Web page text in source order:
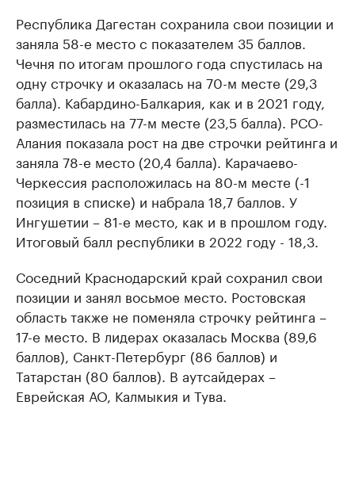
Республика Дагестан сохранила свои позиции и
заняла 58-е место с показателем 35 баллов.
Чечня по итогам прошлого года спустилась на
одну строчку и оказалась на 70-м месте (29,3
балла). Кабардино-Балкария, как и в 2021 году,
разместилась на 77-м месте (23,5 балла). РСО-
Алания показала рост на две строчки рейтинга и
заняла 78-е место (20,4 балла). Карачаево-
Черкессия расположилась на 80-м месте (-1
позиция в списке) и набрала 18,7 баллов. У
Ингушетии – 81-е место, как и в прошлом году.
Итоговый балл республики в 2022 году - 18,3.
Соседний Краснодарский край сохранил свои
позиции и занял восьмое место. Ростовская
область также не поменяла строчку рейтинга –
17-е место. В лидерах оказалась Москва (89,6
баллов), Санкт-Петербург (86 баллов) и
Татарстан (80 баллов). В аутсайдерах –
Еврейская АО, Калмыкия и Тува.